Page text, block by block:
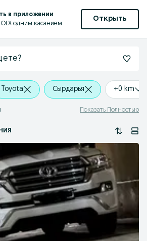
в приложении
одним касанием
Открыть
Toyota Сырдарья +0 km
Показать Полностью